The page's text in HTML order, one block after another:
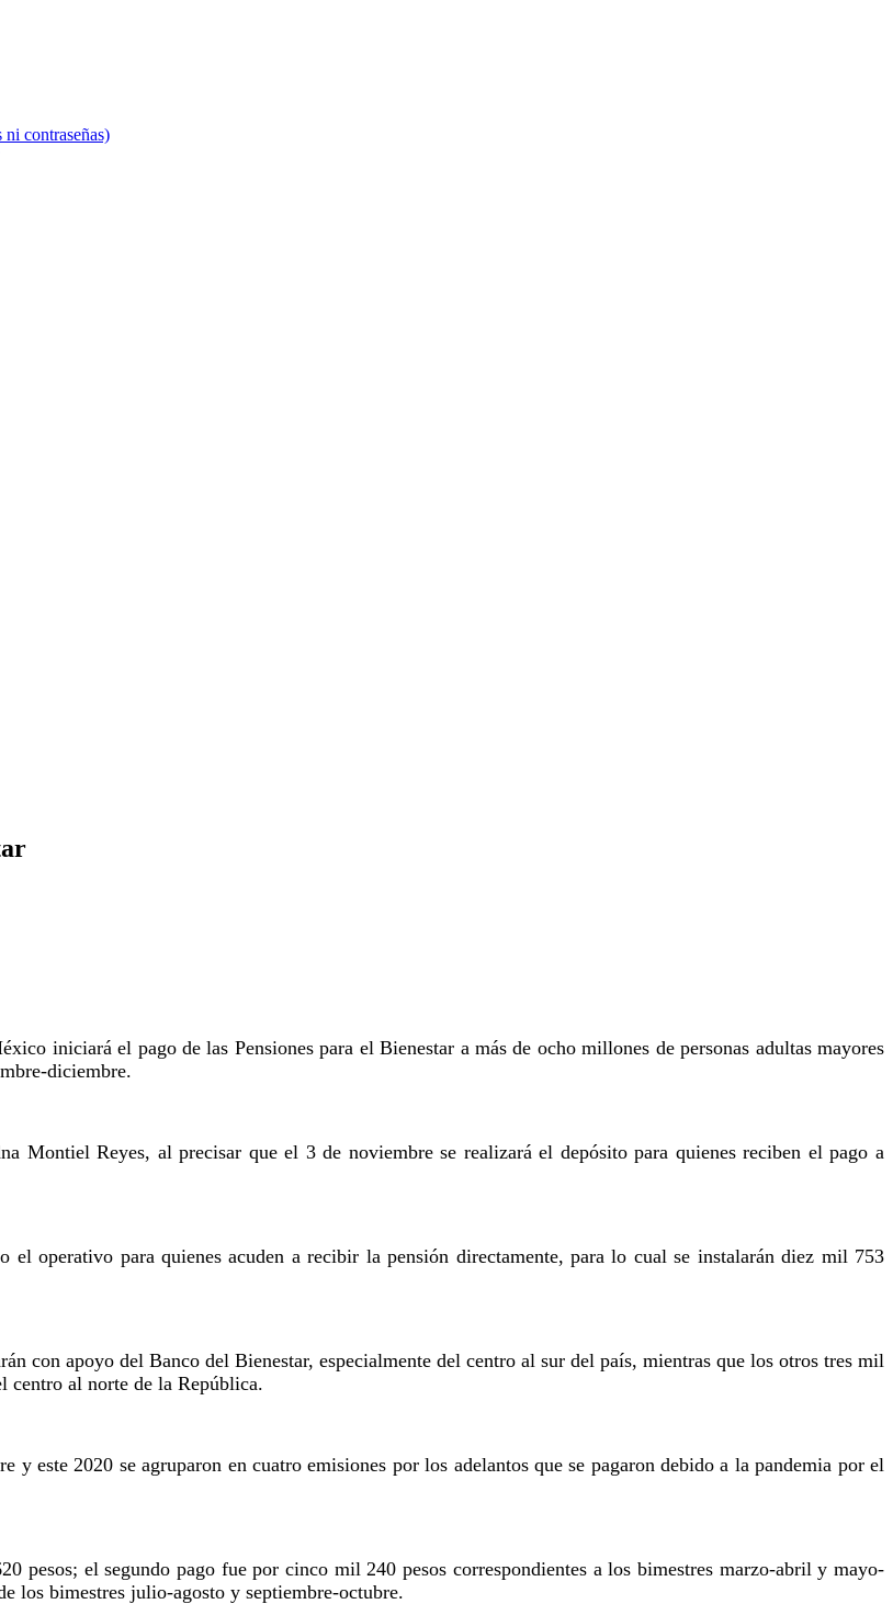
ni contraseñas)
iniciará el pago de las Pensiones para el Bienestar a más de ocho millones de personas adultas mayores
diciembre.
Montiel Reyes, al precisar que el 3 de noviembre se realizará el depósito para quienes reciben el pago a
operativo para quienes acuden a recibir la pensión directamente, para lo cual se instalarán diez mil 753
con apoyo del Banco del Bienestar, especialmente del centro al sur del país, mientras que los otros tres mil
centro al norte de la República.
y este 2020 se agruparon en cuatro emisiones por los adelantos que se pagaron debido a la pandemia por el
pesos; el segundo pago fue por cinco mil 240 pesos correspondientes a los bimestres marzo-abril y mayo-
los bimestres julio-agosto y septiembre-octubre.